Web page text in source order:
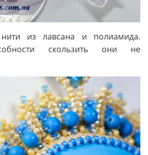
из лавсана и полиамида.
скользить они не